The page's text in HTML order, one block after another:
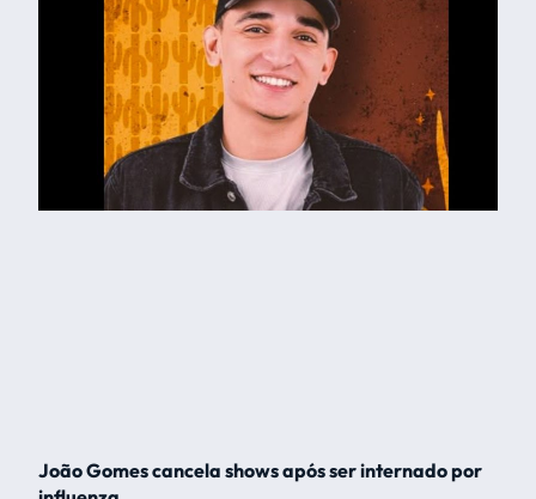
João Gomes cancela shows após ser internado por